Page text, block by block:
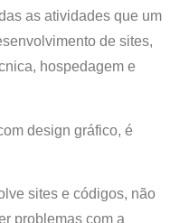
as atividades que um
de sites,
hospedagem e
design gráfico, é
sites e códigos, não
problemas com a